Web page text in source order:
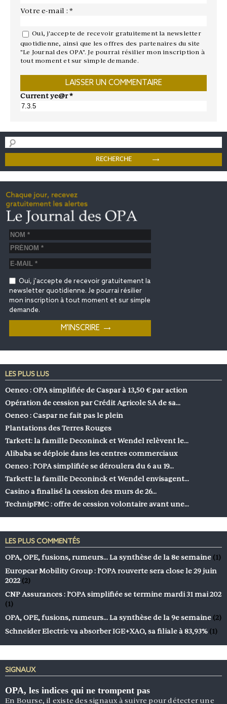
Votre e-mail : *
Oui, j'accepte de recevoir gratuitement la newsletter
quotidienne, ainsi que les offres des partenaires du site
"Le Journal des OPA". Je pourrai résilier mon inscription à
tout moment et sur simple demande.
Current ye@r*
Oui, j'accepte de recevoir gratuitement la
newsletter quotidienne. Je pourrai résilier
mon inscription à tout moment et sur simple
demande.
LES PLUS LUS
Oeneo : OPA simplifiée de Caspar à 13,50 € par action
Opération de cession par Crédit Agricole SA de sa…
Oeneo : Caspar ne fait pas le plein
Plantations des Terres Rouges
Tarkett: la famille Deconinck et Wendel relèvent le…
Alibaba se déploie dans les centres commerciaux
Oeneo : l’OPA simplifiée se déroulera du 6 au 19…
Tarkett: la famille Deconinck et Wendel envisagent…
Casino a finalisé la cession des murs de 26…
TechnipFMC : offre de cession volontaire avant une…
LES PLUS COMMENTÉS
OPA, OPE, fusions, rumeurs… La synthèse de la 8e semaine (1)
Europcar Mobility Group : l’OPA rouverte sera close le 29 juin
2022 (2)
CNP Assurances : l’OPA simplifiée se termine mardi 31 mai 202
(1)
OPA, OPE, fusions, rumeurs… La synthèse de la 9e semaine (2)
Schneider Electric va absorber IGE+XAO, sa filiale à 83,93% (1)
SIGNAUX
OPA, les indices qui ne trompent pas
En Bourse, il existe des signaux à suivre pour détecter une